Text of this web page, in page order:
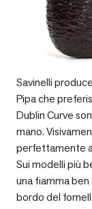
Savinelli
Pipa che
Dublin Curve
mano.
perfettamente
Sui modelli più
una fiamma
bordo del